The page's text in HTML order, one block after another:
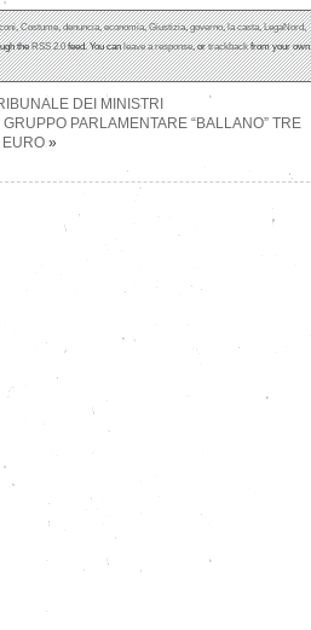
,Costume,denuncia,economia,Giustizia,governo,la casta,LegaNord,
theRSS 2.0feed. You canleave a response, ortrackbackfrom your own
DEI MINISTRI
PARLAMENTARE “BALLANO” TRE
EURO»